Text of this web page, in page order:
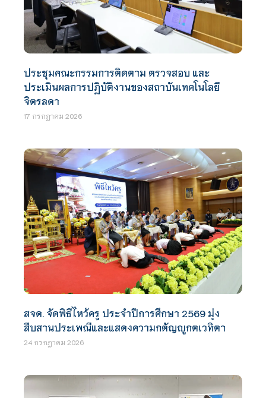
ประชุมคณะกรรมการติดตาม ตรวจสอบ และ
ประเมินผลการปฏิบัติงานของสถาบันเทคโนโลยี
จิตรลดา
17 กรกฎาคม 2026
สจด. จัดพิธีไหว้ครู ประจำปีการศึกษา 2569 มุ่ง
สืบสานประเพณีและแสดงความกตัญญูกตเวทิตา
24 กรกฎาคม 2026